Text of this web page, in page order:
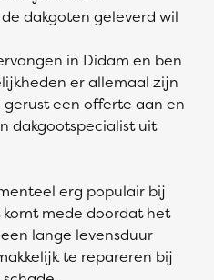
dakgoten geleverd wil
in Didam en ben
er allemaal zijn
gerust een offerte aan en
dakgootspecialist uit
erg populair bij
mede doordat het
lange levensduur
te repareren bij